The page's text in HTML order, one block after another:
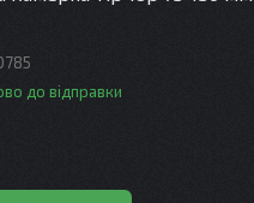
до відправки